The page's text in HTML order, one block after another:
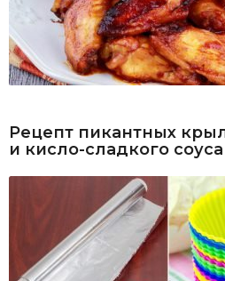
Рецепт пикантных
и кисло-сладкого